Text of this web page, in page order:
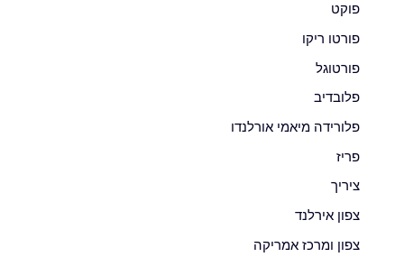
פוקט
פורטו ריקו
פורטוגל
פלובדיב
פלורידה מיאמי אורלנדו
פריז
ציריך
צפון אירלנד
צפון ומרכז אמריקה